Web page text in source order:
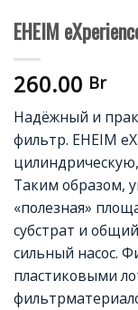
EHEIM
260.00 Br
Надёжный и
фильтр. EHEIM
Таким образом,
«полезная»
субстрат и
сильный насос.
пластиковыми